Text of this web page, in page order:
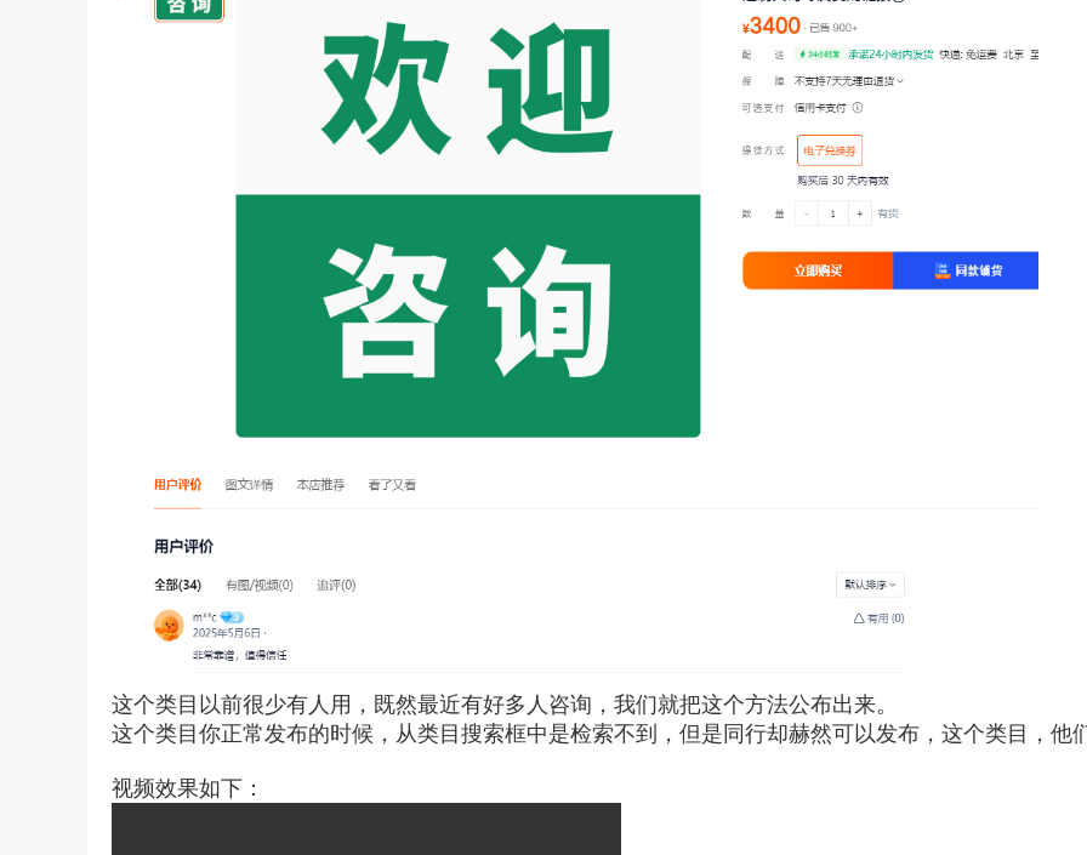
这个类目以前很少有人用，既然最近有好多人咨询，我们就把这个方法公布出来。
这个类目你正常发布的时候，从类目搜索框中是检索不到，但是同行却赫然可以发布，这个类目，他
视频效果如下：